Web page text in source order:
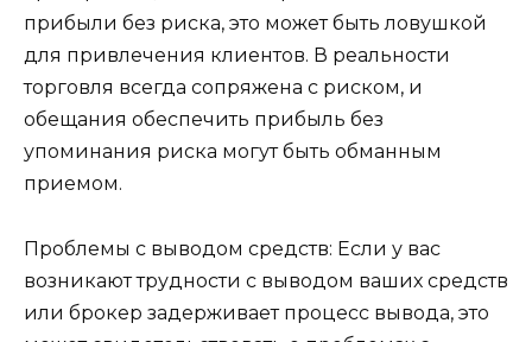
прибыли без риска, это может быть ловушкой
для привлечения клиентов. В реальности
торговля всегда сопряжена с риском, и
обещания обеспечить прибыль без
упоминания риска могут быть обманным
приемом.
Проблемы с выводом средств: Если у вас
возникают трудности с выводом ваших средств
или брокер задерживает процесс вывода, это